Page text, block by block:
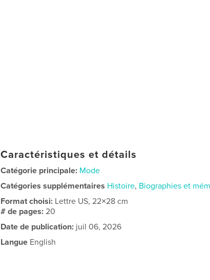
Caractéristiques et détails
Catégorie principale: Mode
Catégories supplémentaires Histoire, Biographies et
Format choisi: Lettre US, 22×28 cm
# de pages:20
Date de publication: juil 06, 2026
Langue English